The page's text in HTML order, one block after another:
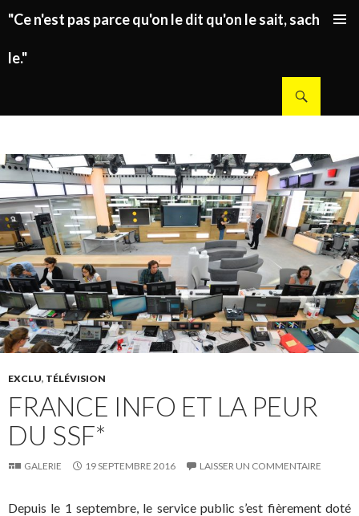
"Ce n'est pas parce qu'on le dit qu'on le sait, sachez
le."
EXCLU, TÉLÉVISION
FRANCE INFO ET LA PEUR
DU SSF*
GALERIE 19 SEPTEMBRE 2016 LAISSER UN COMMENTAIRE
Depuis le 1 septembre, le service public s’est fièrement doté